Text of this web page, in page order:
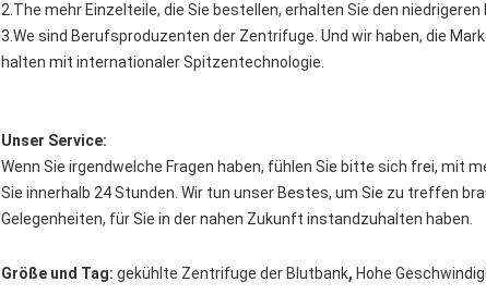
2.The mehr Einzelteile, die Sie bestellen, erhalten Sie den
3.We sind Berufsproduzenten der Zentrifuge. Und wir haben, die
halten mit internationaler Spitzentechnologie.
Unser Service:
Wenn Sie irgendwelche Fragen haben, fühlen Sie bitte sich frei, mit
Sie innerhalb 24 Stunden. Wir tun unser Bestes, um Sie zu treffen
Gelegenheiten, für Sie in der nahen Zukunft instandzuhalten haben.
Größe und Tag: gekühlte Zentrifuge der Blutbank, Hohe